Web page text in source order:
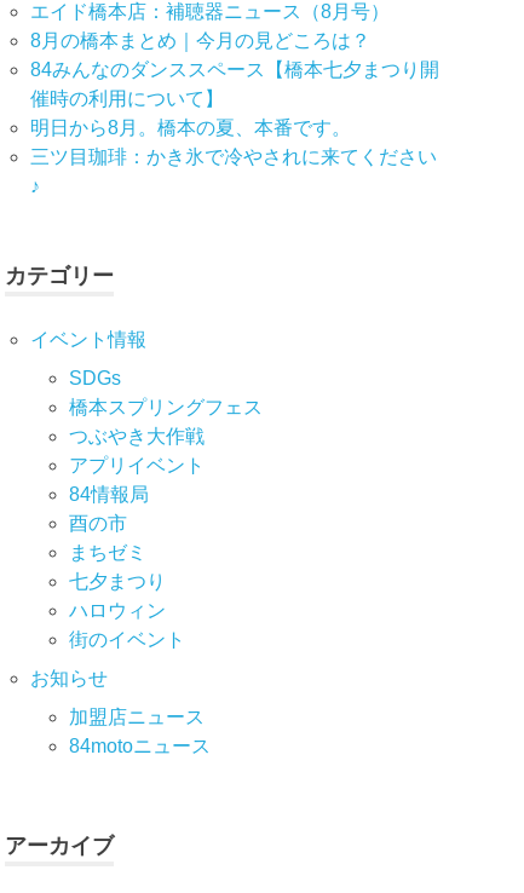
エイド橋本店：補聴器ニュース（8月号）
8月の橋本まとめ｜今月の見どころは？
84みんなのダンススペース【橋本七夕まつり開
催時の利用について】
明日から8月。橋本の夏、本番です。
三ツ目珈琲：かき氷で冷やされに来てください
♪
カテゴリー
イベント情報
SDGs
橋本スプリングフェス
つぶやき大作戦
アプリイベント
84情報局
酉の市
まちゼミ
七⼣まつり
ハロウィン
街のイベント
お知らせ
加盟店ニュース
84motoニュース
アーカイブ